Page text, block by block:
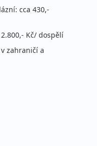
Podrobnosti
polopenze
vlastní
cca 430,-
Kč/ dospělí
zahraničí a